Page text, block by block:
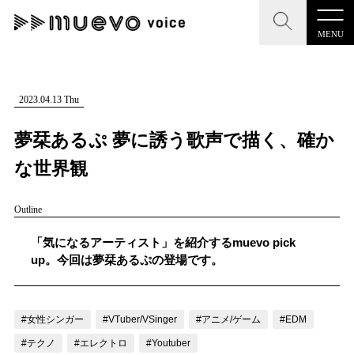
MENU
CLOSE
記事を検索する
人気ワード
#男性SSW #ポップス #女性SSW
CLOSE
"読者の声を形にする”音楽特化メディア
MENU
記事一覧
お問い合わせ
2023.04.13 Thu
夢栞あるぷ 夢に誘う歌声で描く、確か
な世界観
Outline
「気になるアーティスト」を紹介するmuevo pick
up。今回は夢栞あるぷの登場です。
#女性シンガー #VTuber/VSinger #アニメ/ゲーム #EDM
#テクノ #エレクトロ #Youtuber